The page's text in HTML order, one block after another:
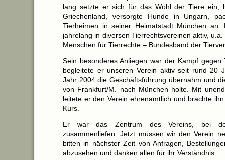
lang setzte er sich für das Wohl der Tiere ein,
Griechenland, versorgte Hunde in Ungarn,
Tierheimen in seiner Heimatstadt München an.
jahrelang in diversen Tierrechtsvereinen aktiv,
Menschen für Tierrechte – Bundesband der
Sein besonderes Anliegen war der Kampf gegen
begleitete er unseren Verein aktiv seit rund 20
Jahr 2004 die Geschäftsführung übernahm und
von Frankfurt/M. nach München holte. Mit
leitete er den Verein ehrenamtlich und brachte
Kurs.
Er war das Zentrum des Vereins, bei
zusammenliefen. Jetzt müssen wir den Verein
bitten in nächster Zeit von Anfragen,
abzusehen und danken allen für ihr Verständnis.